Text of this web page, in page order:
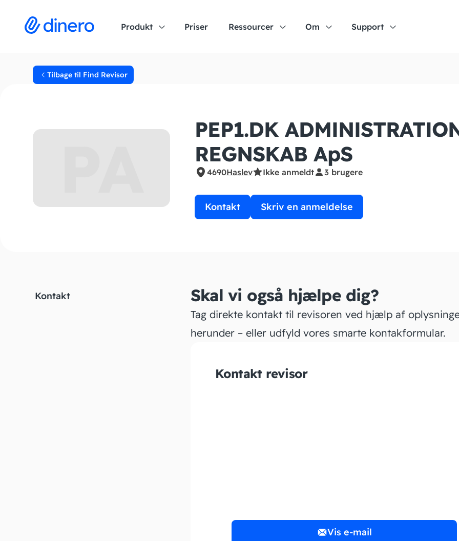
Produkt Priser Ressourcer Om Support
Tilbage til Find Revisor
PEP1.DK
REGNSKAB ApS
4690Haslev Ikke anmeldt 3 brugere
Kontakt Skriv en anmeldelse
Kontakt Skal vi også hjælpe dig?
Tag direkte kontakt til revisoren ved hjælp af
herunder – eller udfyld vores smarte kontakformular.
Kontakt revisor
Vis e-mail